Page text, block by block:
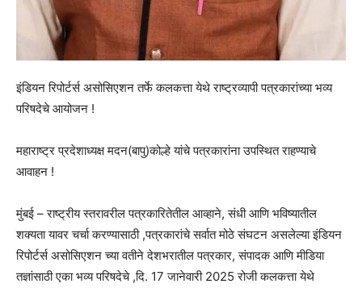
इंडियन रिपोर्टर्स असोसिएशन तर्फे कलकत्ता येथे राष्ट्रव्यापी पत्रकारांच्या भव्य
परिषदेचे आयोजन !
महाराष्ट्र प्रदेशाध्यक्ष मदन(बापु)कोल्हे यांचे पत्रकारांना उपस्थित राहण्याचे
आवाहन !
मुंबई – राष्ट्रीय स्तरावरील पत्रकारितेतील आव्हाने, संधी आणि भविष्यातील
शक्यता यावर चर्चा करण्यासाठी ,पत्रकारांचे सर्वात मोठे संघटन असलेल्या इंडियन
रिपोर्टर्स असोसिएशन च्या वतीने देशभरातील पत्रकार, संपादक आणि मीडिया
तज्ञांसाठी एका भव्य परिषदेचे ,दि. 17 जानेवारी 2025 रोजी कलकत्ता येथे